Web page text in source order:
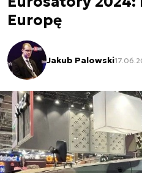
Europę
Jakub Palowski